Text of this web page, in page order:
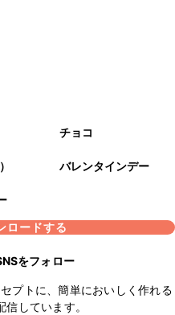
チョコ
バレンタインデー
ロードする
をフォロー
プトに、簡単においしく作れる
しています。